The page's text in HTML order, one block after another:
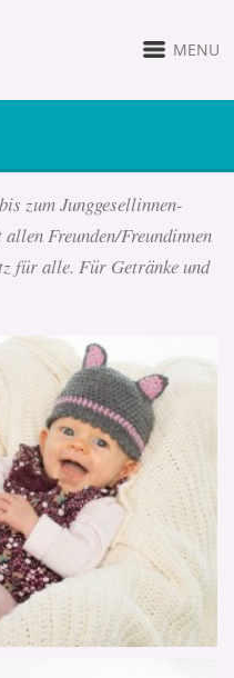
MENU
zum Junggesellinnen-
Freunden/Freundinnen
für alle. Für Getränke und